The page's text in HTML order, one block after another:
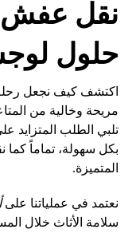
نقل عفش
حلول
اكتشف كيف نجعل
مريحة وخالية من
تلبي الطلب المتزايد
بكل سهولة، تماماً كما
المتميزة.
نعتمد في عملياتنا على
سلامة الأثاث خلال